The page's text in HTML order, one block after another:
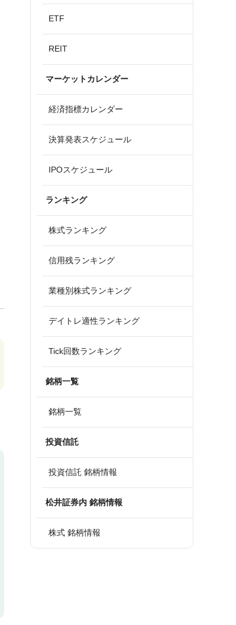
ETF
REIT
マーケットカレンダー
経済指標カレンダー
決算発表スケジュール
IPOスケジュール
ランキング
株式ランキング
信用残ランキング
業種別株式ランキング
デイトレ適性ランキング
Tick回数ランキング
銘柄一覧
銘柄一覧
投資信託
投資信託 銘柄情報
松井証券内 銘柄情報
株式 銘柄情報